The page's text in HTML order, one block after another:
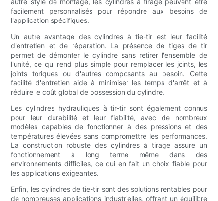
autre style de montage, les cylindres à tirage peuvent être
facilement personnalisés pour répondre aux besoins de
l'application spécifiques.
Un autre avantage des cylindres à tie-tir est leur facilité
d'entretien et de réparation. La présence de tiges de tir
permet de démonter le cylindre sans retirer l'ensemble de
l'unité, ce qui rend plus simple pour remplacer les joints, les
joints toriques ou d'autres composants au besoin. Cette
facilité d'entretien aide à minimiser les temps d'arrêt et à
réduire le coût global de possession du cylindre.
Les cylindres hydrauliques à tir-tir sont également connus
pour leur durabilité et leur fiabilité, avec de nombreux
modèles capables de fonctionner à des pressions et des
températures élevées sans compromettre les performances.
La construction robuste des cylindres à tirage assure un
fonctionnement à long terme même dans des
environnements difficiles, ce qui en fait un choix fiable pour
les applications exigeantes.
Enfin, les cylindres de tie-tir sont des solutions rentables pour
de nombreuses applications industrielles, offrant un équilibre